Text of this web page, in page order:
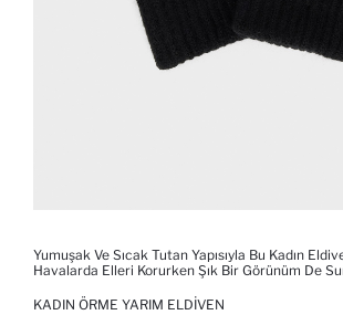
Yumuşak Ve Sıcak Tutan Yapısıyla Bu Kadın
Havalarda Elleri Korurken Şık Bir Görünüm De
KADIN ÖRME YARIM ELDIVEN